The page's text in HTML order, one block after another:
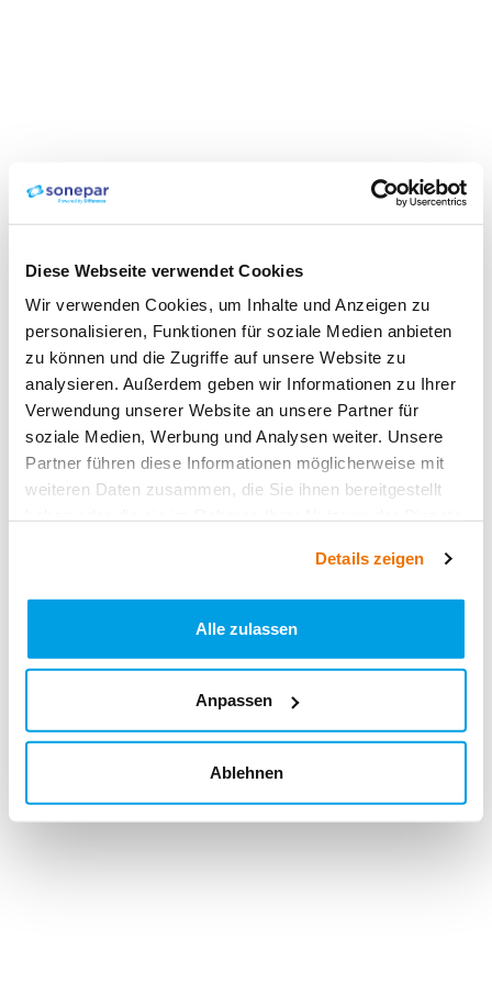
Diese Webseite verwendet Cookies
Wir verwenden Cookies, um Inhalte und Anzeigen zu
personalisieren, Funktionen für soziale Medien anbieten
zu können und die Zugriffe auf unsere Website zu
analysieren. Außerdem geben wir Informationen zu Ihrer
Verwendung unserer Website an unsere Partner für
soziale Medien, Werbung und Analysen weiter. Unsere
Partner führen diese Informationen möglicherweise mit
weiteren Daten zusammen, die Sie ihnen bereitgestellt
Details zeigen
Alle zulassen
Anpassen
Ablehnen